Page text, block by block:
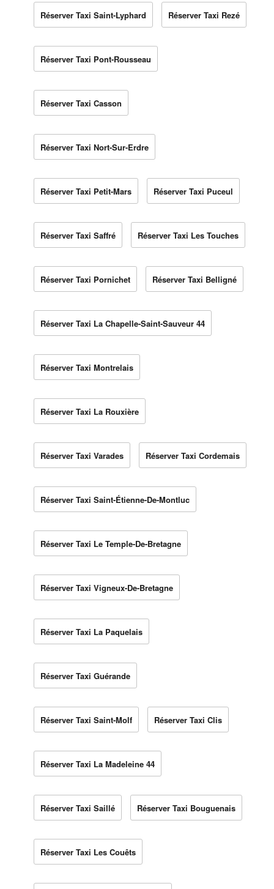
Réserver Taxi Saint-Lyphard Réserver Taxi Rezé
Réserver Taxi Pont-Rousseau
Réserver Taxi Casson
Réserver Taxi Nort-Sur-Erdre
Réserver Taxi Petit-Mars Réserver Taxi Puceul
Réserver Taxi Saffré Réserver Taxi Les Touches
Réserver Taxi Pornichet Réserver Taxi Belligné
Réserver Taxi La Chapelle-Saint-Sauveur 44
Réserver Taxi Montrelais
Réserver Taxi La Rouxière
Réserver Taxi Varades Réserver Taxi Cordemais
Réserver Taxi Saint-Étienne-De-Montluc
Réserver Taxi Le Temple-De-Bretagne
Réserver Taxi Vigneux-De-Bretagne
Réserver Taxi La Paquelais
Réserver Taxi Guérande
Réserver Taxi Saint-Molf Réserver Taxi Clis
Réserver Taxi La Madeleine 44
Réserver Taxi Saillé Réserver Taxi Bouguenais
Réserver Taxi Les Couêts